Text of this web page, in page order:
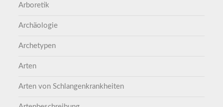
Arboretik
Archäologie
Archetypen
Arten
Arten von Schlangenkrankheiten